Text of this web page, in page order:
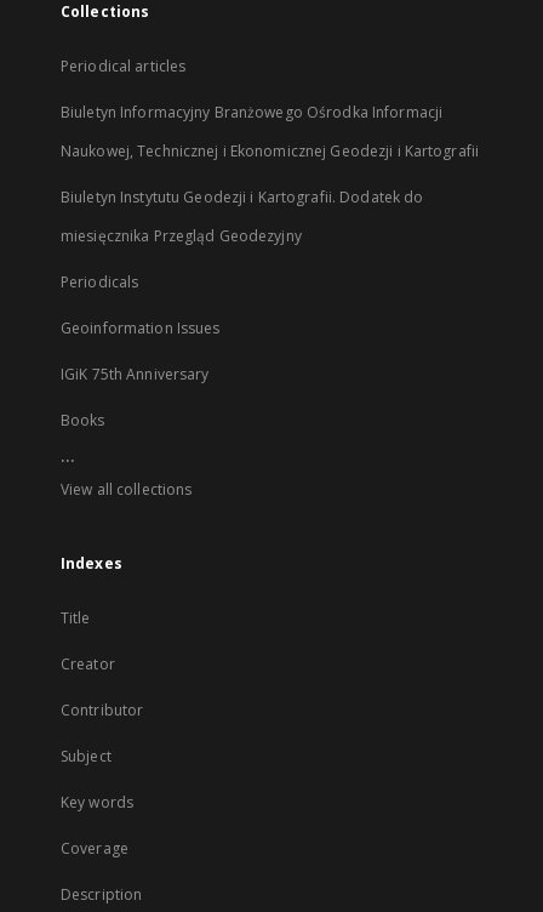
Collections
Periodical articles
Biuletyn Informacyjny Branżowego Ośrodka Informacji
Naukowej, Technicznej i Ekonomicznej Geodezji i Kartografii
Biuletyn Instytutu Geodezji i Kartografii. Dodatek do
miesięcznika Przegląd Geodezyjny
Periodicals
Geoinformation Issues
IGiK 75th Anniversary
Books
...
View all collections
Indexes
Title
Creator
Contributor
Subject
Key words
Coverage
Description